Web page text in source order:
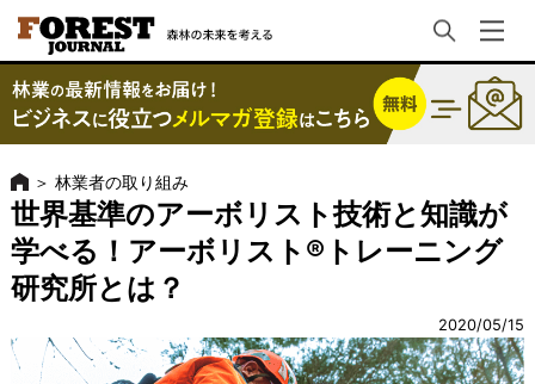
＞ 林業者の取り組み
世界基準のアーボリスト技術と知識が
学べる！アーボリスト®トレーニング
研究所とは？
2020/05/15